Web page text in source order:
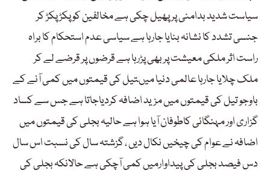
سیاست شدید بدامنی پر پھیل چکی ہے مخالفین کو پکڑ پکڑ کر
جنسی تشدد کا نشانہ بنایا جارہا ہے سیاسی عدم استحکام کا براہ
راست اثر ملکی معیشت پربھی پڑرہا ہے قرضوں پر قرضے لے کر
ملک چلایا جارہا عالمی دنیا میںتیل کی قیمتوں میں کمی آنے کے
باوجو تیل کی قیمتوں میں مزید اضافہ کردیاجاتا ہے جس سے کساد
گزاری اور مہنگائی کاطوفان آیا ہوا ہے حالیہ بجلی کی قیمتوں میں
اضافہ نے عوام کی چیخیں نکال دیں ، گزشتہ سال کی نسبت اس سال
دس فیصد بجلی کی پیداوارمیں کمی آچکی ہے حالانکہ بجلی کی